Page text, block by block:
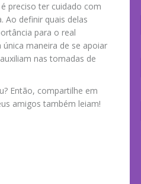
preciso ter cuidado com
Ao definir quais delas
para o real
maneira de se apoiar
nas tomadas de
Então, compartilhe em
amigos também leiam!